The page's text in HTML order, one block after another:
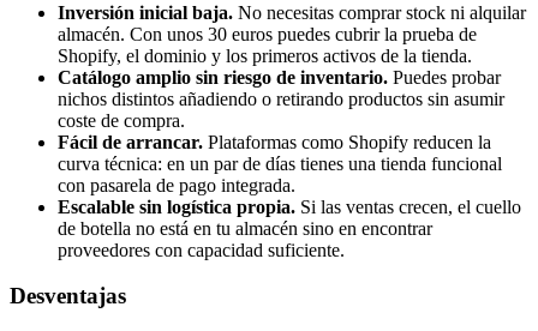
Inversión inicial baja. No necesitas comprar stock ni alquilar
almacén. Con unos 30 euros puedes cubrir la prueba de
Shopify, el dominio y los primeros activos de la tienda.
Catálogo amplio sin riesgo de inventario. Puedes probar
nichos distintos añadiendo o retirando productos sin asumir
coste de compra.
Fácil de arrancar. Plataformas como Shopify reducen la
curva técnica: en un par de días tienes una tienda funcional
con pasarela de pago integrada.
Escalable sin logística propia. Si las ventas crecen, el cuello
de botella no está en tu almacén sino en encontrar
proveedores con capacidad suficiente.
Desventajas